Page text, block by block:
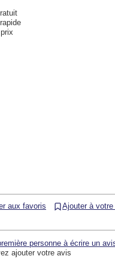
aux favoris Ajouter à
personne à écrire un
ajouter votre avis